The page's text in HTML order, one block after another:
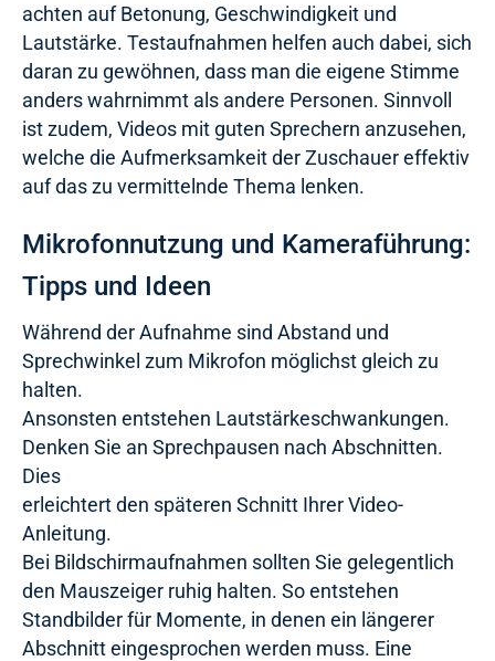
achten auf Betonung, Geschwindigkeit und
Lautstärke. Testaufnahmen helfen auch dabei, sich
daran zu gewöhnen, dass man die eigene Stimme
anders wahrnimmt als andere Personen. Sinnvoll
ist zudem, Videos mit guten Sprechern anzusehen,
welche die Aufmerksamkeit der Zuschauer effektiv
auf das zu vermittelnde Thema lenken.
Mikrofonnutzung und Kameraführung:
Tipps und Ideen
Während der Aufnahme sind Abstand und
Sprechwinkel zum Mikrofon möglichst gleich zu
halten.
Ansonsten entstehen Lautstärkeschwankungen.
Denken Sie an Sprechpausen nach Abschnitten.
Dies
erleichtert den späteren Schnitt Ihrer Video-
Anleitung.
Bei Bildschirmaufnahmen sollten Sie gelegentlich
den Mauszeiger ruhig halten. So entstehen
Standbilder für Momente, in denen ein längerer
Abschnitt eingesprochen werden muss. Eine